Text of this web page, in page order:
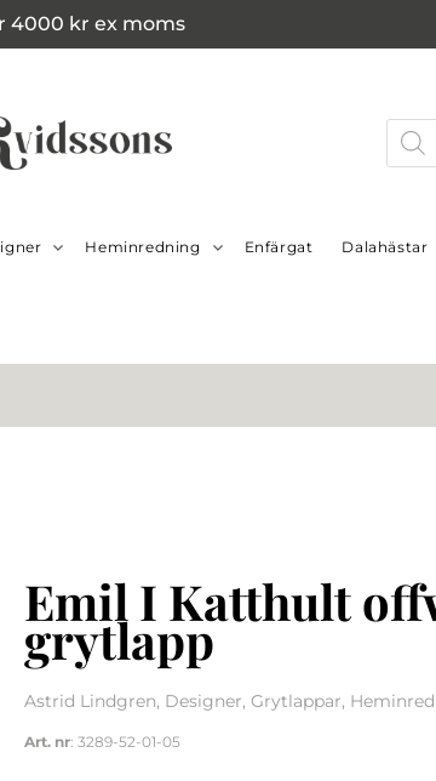
4000 kr ex moms
Heminredning Enfärgat Dalahästar
Emil I Katthult
grytlapp
Astrid Lindgren, Designer, Grytlappar,
Art. nr: 3289-52-01-05